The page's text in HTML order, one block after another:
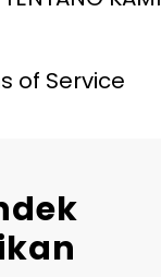
of Service